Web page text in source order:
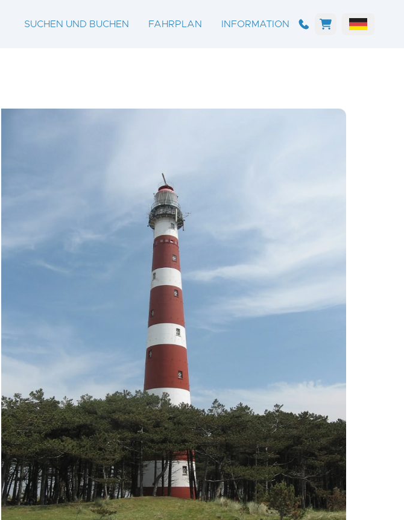
SUCHEN UND BUCHEN FAHRPLAN
RUNDFAHRT
INFORMATION
HAFENS